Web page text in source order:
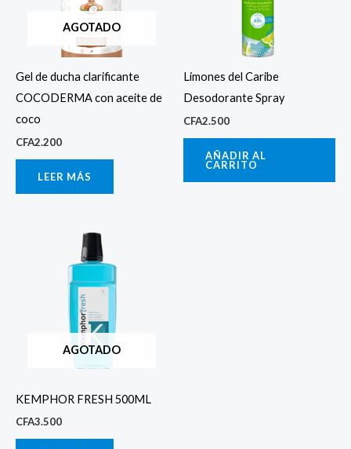
AGOTADO
Gel de ducha clarificante
COCODERMA con aceite de
coco
CFA2.200
LEER MÁS
Limones del Caribe
Desodorante Spray
CFA2.500
AÑADIR AL
CARRITO
AGOTADO
KEMPHOR FRESH 500ML
CFA3.500